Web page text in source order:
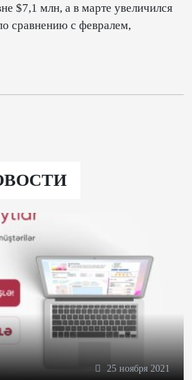
$7,1 млн, а в марте увеличился
сравнению с февралем,
25 ноября 2021